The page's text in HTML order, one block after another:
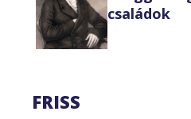
családok
FRISS